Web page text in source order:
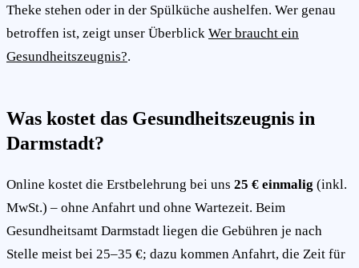
Theke stehen oder in der Spülküche aushelfen. Wer genau
betroffen ist, zeigt unser Überblick Wer braucht ein
Gesundheitszeugnis?.
Was kostet das Gesundheitszeugnis in
Darmstadt?
Online kostet die Erstbelehrung bei uns 25 € einmalig (inkl.
MwSt.) – ohne Anfahrt und ohne Wartezeit. Beim
Gesundheitsamt Darmstadt liegen die Gebühren je nach
Stelle meist bei 25–35 €; dazu kommen Anfahrt, die Zeit für